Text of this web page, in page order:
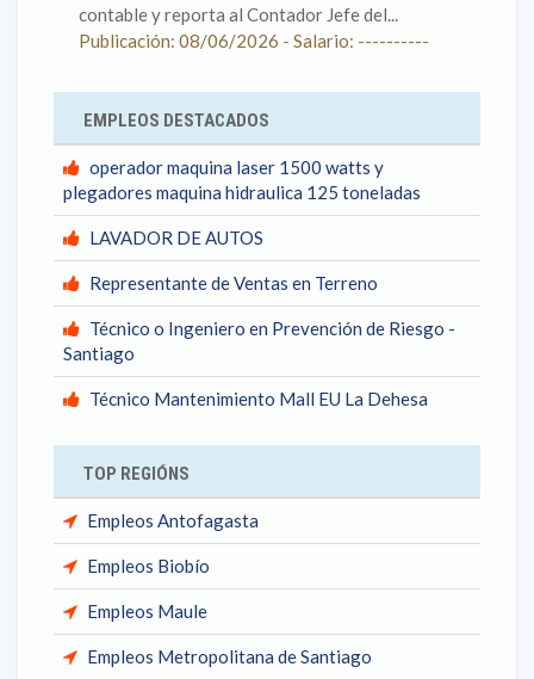
contable y reporta al Contador Jefe del...
Publicación: 08/06/2026 - Salario: ----------
EMPLEOS DESTACADOS
operador maquina laser 1500 watts y
plegadores maquina hidraulica 125 toneladas
LAVADOR DE AUTOS
Representante de Ventas en Terreno
Técnico o Ingeniero en Prevención de Riesgo -
Santiago
Técnico Mantenimiento Mall EU La Dehesa
TOP REGIÓNS
Empleos Antofagasta
Empleos Biobío
Empleos Maule
Empleos Metropolitana de Santiago